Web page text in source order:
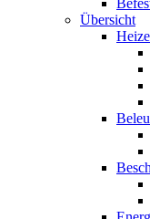
Übersicht